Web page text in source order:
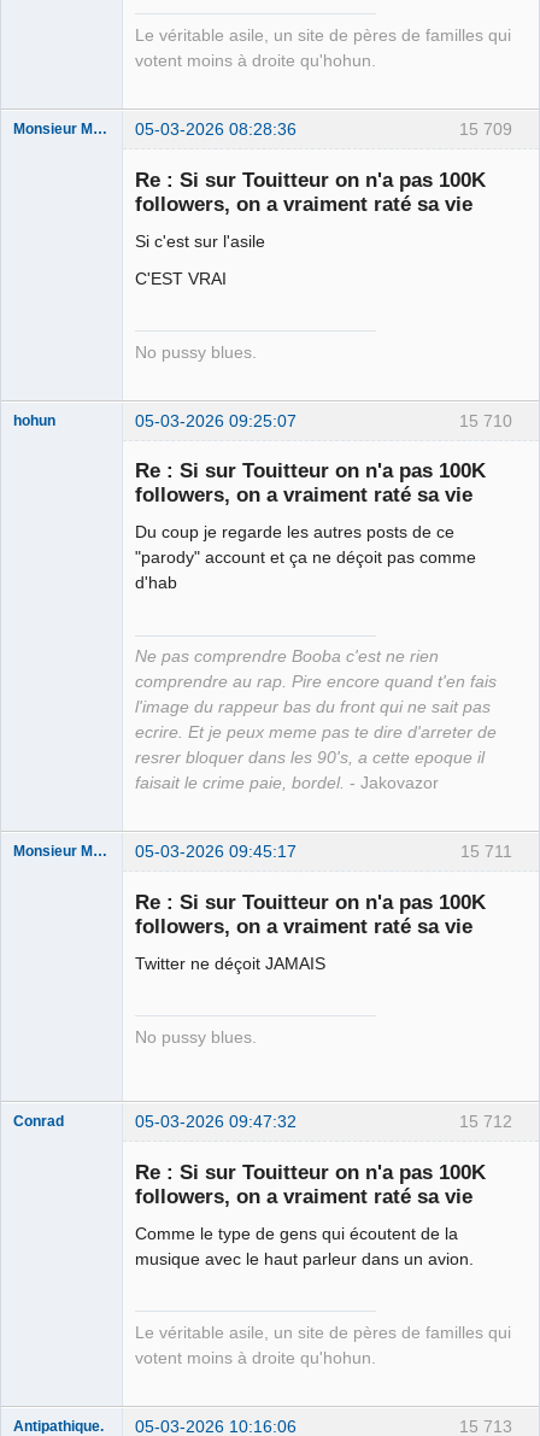
Le véritable asile, un site de pères de familles qui
votent moins à droite qu'hohun.
15 709
Monsieur Maurice 05-03-2026 08:28:36
Re : Si sur Touitteur on n'a pas 100K
followers, on a vraiment raté sa vie
Si c'est sur l'asile
C'EST VRAI
No pussy blues.
15 710
hohun 05-03-2026 09:25:07
Re : Si sur Touitteur on n'a pas 100K
followers, on a vraiment raté sa vie
Du coup je regarde les autres posts de ce
"parody" account et ça ne déçoit pas comme
d'hab
Ne pas comprendre Booba c'est ne rien
comprendre au rap. Pire encore quand t'en fais
l'image du rappeur bas du front qui ne sait pas
ecrire. Et je peux meme pas te dire d'arreter de
resrer bloquer dans les 90's, a cette epoque il
faisait le crime paie, bordel. - Jakovazor
15 711
Monsieur Maurice 05-03-2026 09:45:17
Re : Si sur Touitteur on n'a pas 100K
followers, on a vraiment raté sa vie
Twitter ne déçoit JAMAIS
No pussy blues.
15 712
Conrad 05-03-2026 09:47:32
Re : Si sur Touitteur on n'a pas 100K
followers, on a vraiment raté sa vie
Comme le type de gens qui écoutent de la
musique avec le haut parleur dans un avion.
Le véritable asile, un site de pères de familles qui
votent moins à droite qu'hohun.
15 713
Antipathique. 05-03-2026 10:16:06